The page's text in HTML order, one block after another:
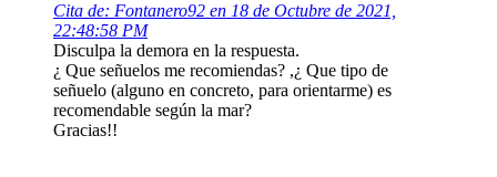
Cita de: Fontanero92 en 18 de Octubre de 2021,
22:48:58 PM
Disculpa la demora en la respuesta.
¿ Que señuelos me recomiendas? ,¿ Que tipo de
señuelo (alguno en concreto, para orientarme) es
recomendable según la mar?
Gracias!!